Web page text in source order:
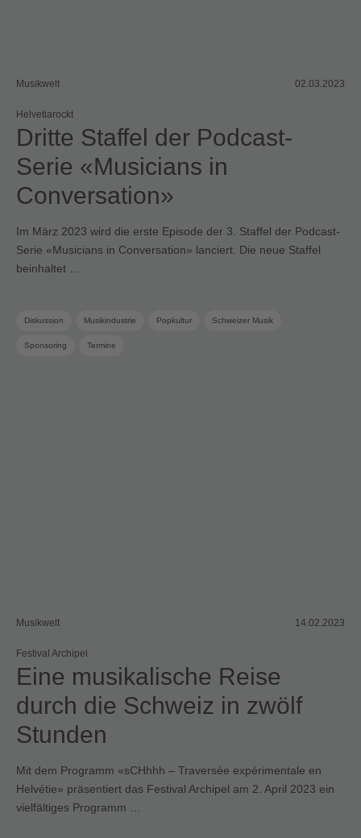
Musikwelt 02.03.2023
Helvetiarockt
Dritte Staffel der Podcast-
Serie «Musicians in
Conversation»
Im März 2023 wird die erste Episode der 3. Staffel der Podcast-
Serie «Musicians in Conversation» lanciert. Die neue Staffel
beinhaltet …
Diskussion Musikindustrie Popkultur Schweizer Musik
Sponsoring Termine
Musikwelt 14.02.2023
Festival Archipel
Eine musikalische Reise
durch die Schweiz in zwölf
Stunden
Mit dem Programm «sCHhhh – Traversée expérimentale en
Helvétie» präsentiert das Festival Archipel am 2. April 2023 ein
vielfältiges Programm …